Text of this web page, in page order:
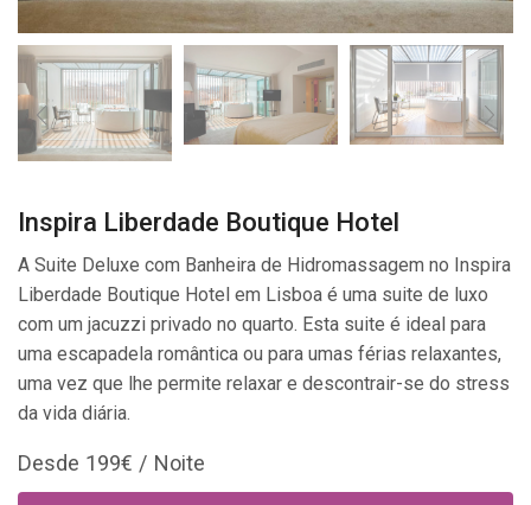
Inspira Liberdade Boutique Hotel
A Suite Deluxe com Banheira de Hidromassagem no Inspira
Liberdade Boutique Hotel em Lisboa é uma suite de luxo
com um jacuzzi privado no quarto. Esta suite é ideal para
uma escapadela romântica ou para umas férias relaxantes,
uma vez que lhe permite relaxar e descontrair-se do stress
da vida diária.
199€